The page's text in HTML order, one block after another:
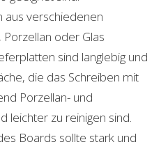
aus verschiedenen
oder Glas
sind langlebig und
die das Schreiben mit
Porzellan- und
leichter zu reinigen sind.
Boards sollte stark und